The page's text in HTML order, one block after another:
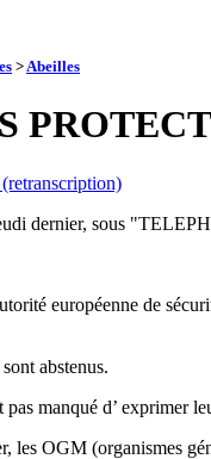
>Abeilles
dernier, sous
européenne de
abstenus.
manqué d’ exprimer
les OGM (organismes